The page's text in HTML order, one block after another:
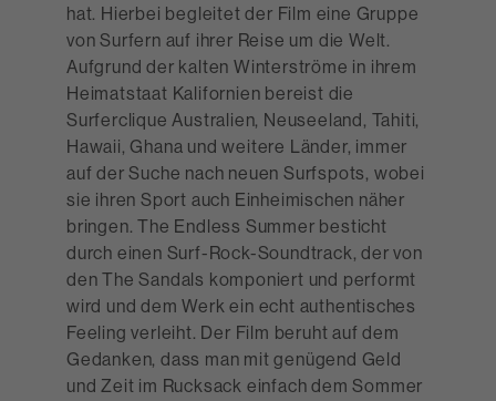
hat. Hierbei begleitet der Film eine Gruppe
von Surfern auf ihrer Reise um die Welt.
Aufgrund der kalten Winterströme in ihrem
Heimatstaat Kalifornien bereist die
Surferclique Australien, Neuseeland, Tahiti,
Hawaii, Ghana und weitere Länder, immer
auf der Suche nach neuen Surfspots, wobei
sie ihren Sport auch Einheimischen näher
bringen. The Endless Summer besticht
durch einen Surf-Rock-Soundtrack, der von
den The Sandals komponiert und performt
wird und dem Werk ein echt authentisches
Feeling verleiht. Der Film beruht auf dem
Gedanken, dass man mit genügend Geld
und Zeit im Rucksack einfach dem Sommer